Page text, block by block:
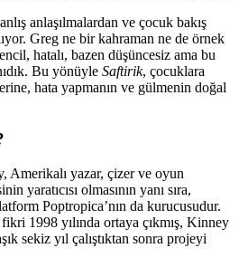
anlaşılmalardan ve çocuk bakış
Greg ne bir kahraman ne de örnek
hatalı, bazen düşüncesiz ama bu
Bu yönüyle Saftirik, çocuklara
hata yapmanın ve gülmenin doğal
Amerikalı yazar, çizer ve oyun
yaratıcısı olmasının yanı sıra,
Poptropica’nın da kurucusudur.
1998 yılında ortaya çıkmış, Kinney
sekiz yıl çalıştıktan sonra projeyi